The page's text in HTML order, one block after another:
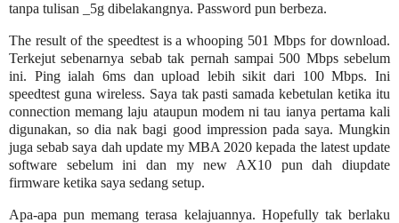
tanpa tulisan _5g dibelakangnya. Password pun berbeza.
The result of the speedtest is a whooping 501 Mbps for download.
Terkejut sebenarnya sebab tak pernah sampai 500 Mbps sebelum
ini. Ping ialah 6ms dan upload lebih sikit dari 100 Mbps. Ini
speedtest guna wireless. Saya tak pasti samada kebetulan ketika itu
connection memang laju ataupun modem ni tau ianya pertama kali
digunakan, so dia nak bagi good impression pada saya. Mungkin
juga sebab saya dah update my MBA 2020 kepada the latest update
software sebelum ini dan my new AX10 pun dah diupdate
firmware ketika saya sedang setup.
Apa-apa pun memang terasa kelajuannya. Hopefully tak berlaku